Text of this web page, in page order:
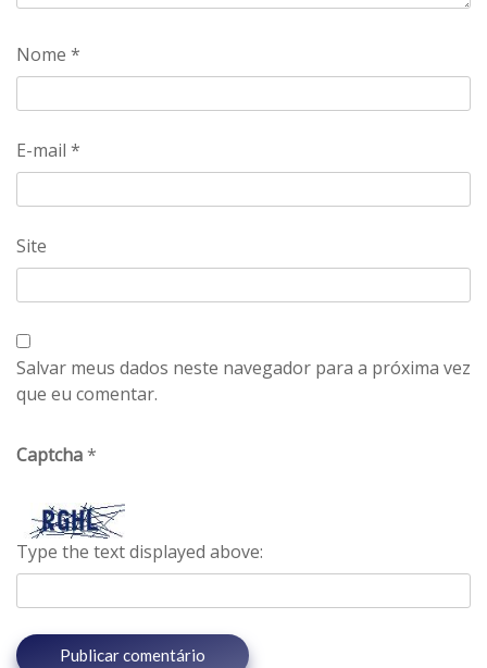
Nome *
E-mail *
Site
Salvar meus dados neste navegador para a próxima vez
que eu comentar.
Captcha*
Type the text displayed above: